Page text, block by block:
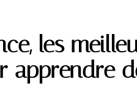
les
apprendre